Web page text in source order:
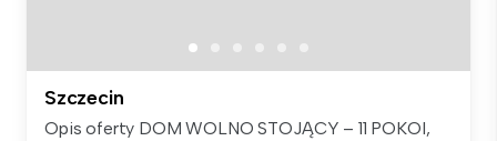
Szczecin
Opis oferty DOM WOLNO STOJĄCY – 11 POKOI,